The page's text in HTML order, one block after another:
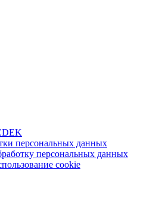
персональных данных
персональных данных
cookie